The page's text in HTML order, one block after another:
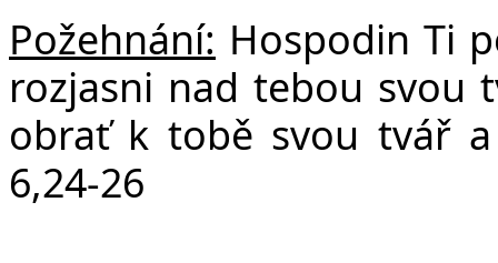
Požehnání: Hospodin Ti
rozjasni nad tebou svou
obrať k tobě svou tvář
6,24-26